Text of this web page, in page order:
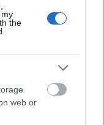
the
web or
beszélnek
De hiszen hol
máskor
Én
Charles
a tolmácsok
meg az
többnyire
kellene! De én